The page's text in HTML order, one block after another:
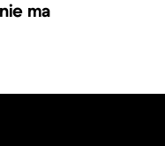
ma